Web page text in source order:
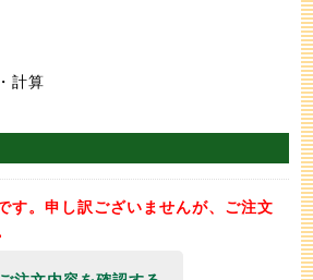
計算
す。申し訳ございませんが、ご注文